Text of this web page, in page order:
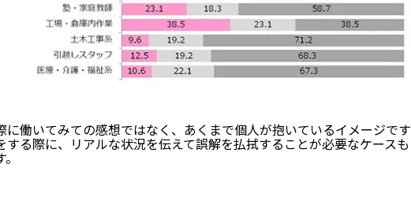
に働いてみての感想ではなく、あくまで個人が抱いているイメージです
する際に、リアルな状況を伝えて誤解を払拭することが必要なケースも